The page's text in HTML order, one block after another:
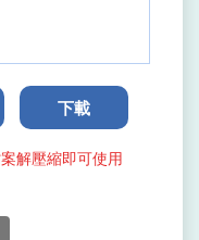
下載
解壓縮即可使用